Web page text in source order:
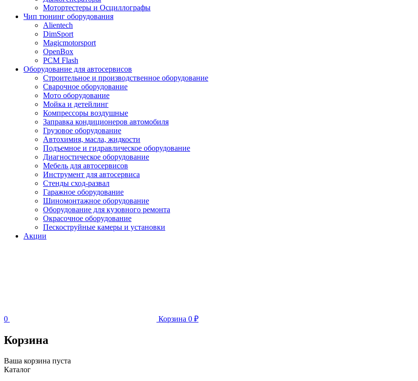
Мотортестеры и Осциллографы
Чип тюнинг оборудования
Alientech
DimSport
Magicmotorsport
OpenBox
PCM Flash
Оборудование для автосервисов
Строительное и производственное оборудование
Сварочное оборудование
Мото оборудование
Мойка и детейлинг
Компрессоры воздушные
Заправка кондиционеров автомобиля
Грузовое оборудование
Автохимия, масла, жидкости
Подъемное и гидравлическое оборудование
Диагностическое оборудование
Мебель для автосервисов
Инструмент для автосервиса
Стенды сход-развал
Гаражное оборудование
Шиномонтажное оборудование
Оборудование для кузовного ремонта
Окрасочное оборудование
Пескоструйные камеры и установки
Акции
0 Корзина 0 ₽
Корзина
Ваша корзина пуста
Каталог